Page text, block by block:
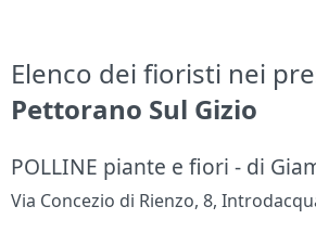
Elenco dei fioristi nei
Pettorano Sul Gizio
POLLINE piante e fiori - di
Via Concezio di Rienzo, 8,